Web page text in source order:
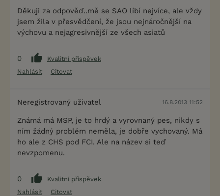
Děkuji za odpověď..mě se SAO líbí nejvíce, ale vždy
jsem žila v přesvědčení, že jsou nejnáročnější na
výchovu a nejagresivnější ze všech asiatů
0
Kvalitní příspěvek
Nahlásit
Citovat
Neregistrovaný uživatel 16.8.2013 11:52
Známá má MSP, je to hrdý a vyrovnaný pes, nikdy s
ním žádný problém neměla, je dobře vychovaný. Má
ho ale z CHS pod FCI. Ale na název si teď
nevzpomenu.
0
Kvalitní příspěvek
Nahlásit
Citovat